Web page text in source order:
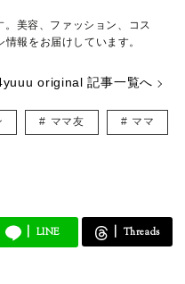
美容、ファッション、コス
報をお届けしています。
original 記事一覧へ
ママ友 ママ
LINE Threads